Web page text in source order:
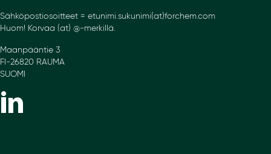
Sähköpostiosoitteet = etunimi.sukunimi(at)forchem.com
Huom! Korvaa (at) @-merkillä.
Maanpääntie 3
FI-26820 RAUMA
SUOMI